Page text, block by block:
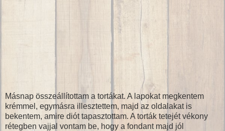
Másnap összeállítottam a tortákat. A lapokat megkentem
krémmel, egymásra illesztettem, majd az oldalakat is
bekentem, amire diót tapasztottam. A torták tetejét vékony
rétegben vajjal vontam be, hogy a fondant majd jól